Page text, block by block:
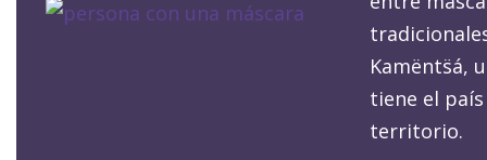
Kamënts̈á,
tiene el
territorio.